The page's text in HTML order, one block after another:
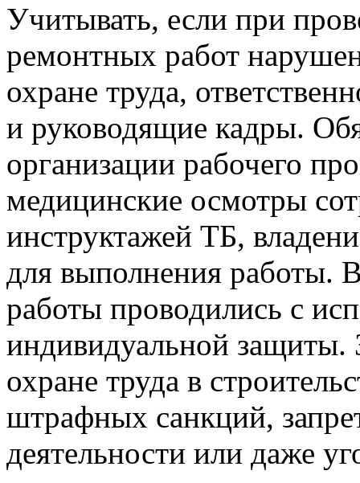
Учитывать, если при
ремонтных работ
охране труда,
и руководящие кадры.
организации рабочего
медицинские осмотры
инструктажей ТБ,
для выполнения работы.
работы проводились с
индивидуальной защиты.
охране труда в
штрафных санкций,
деятельности или даже